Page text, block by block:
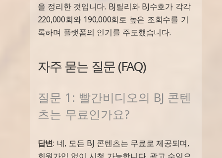
을 정리한 것입니다. BJ릴리와 BJ수호가 각각
220,000회와 190,000회로 높은 조회수를 기
록하며 플랫폼의 인기를 주도했습니다.
자주 묻는 질문 (FAQ)
질문 1: 빨간비디오의 BJ 콘텐
츠는 무료인가요?
답변: 네, 모든 BJ 콘텐츠는 무료로 제공되며,